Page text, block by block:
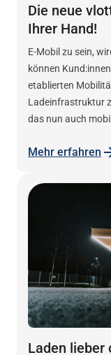
Die neue
Ihrer Hand!
E-Mobil zu sein,
können
etablierten
Ladeinfrastruktur
das nun auch
Mehr erfahren
Laden lieber